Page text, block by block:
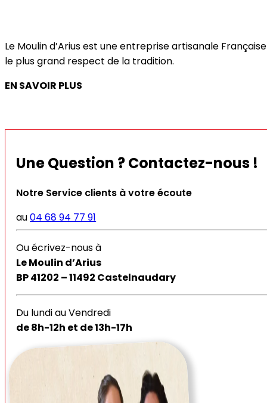
Le Moulin d’Arius est une entreprise artisanale
le plus grand respect de la tradition.
EN SAVOIR PLUS
Une Question ? Contactez-nous !
Notre Service clients à votre écoute
au04 68 94 77 91
Ou écrivez-nous à
Le Moulin d’Arius
BP 41202 – 11492 Castelnaudary
Du lundi au Vendredi
de 8h-12h et de 13h-17h